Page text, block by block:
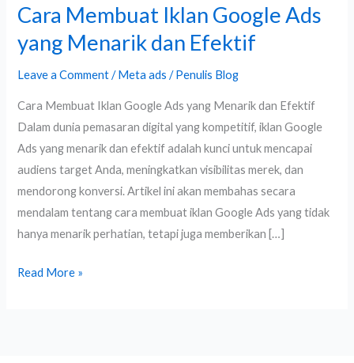
Cara Membuat Iklan Google Ads
yang Menarik dan Efektif
Leave a Comment /Meta ads /Penulis Blog
Cara Membuat Iklan Google Ads yang Menarik dan Efektif
Dalam dunia pemasaran digital yang kompetitif, iklan Google
Ads yang menarik dan efektif adalah kunci untuk mencapai
audiens target Anda, meningkatkan visibilitas merek, dan
mendorong konversi. Artikel ini akan membahas secara
mendalam tentang cara membuat iklan Google Ads yang tidak
hanya menarik perhatian, tetapi juga memberikan […]
Cara
Iklan
Google
Read More »